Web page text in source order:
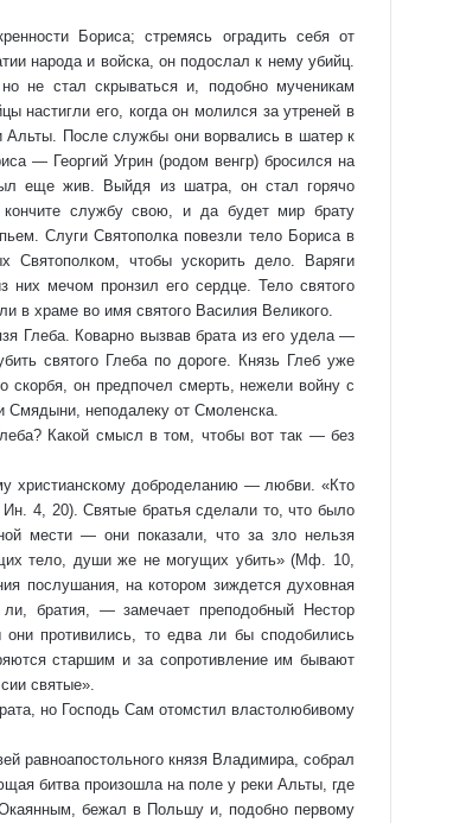
Бориса; стремясь оградить себя от
народа и войска, он подослал к нему убийц.
не стал скрываться и, подобно мученикам
настигли его, когда он молился за утреней в
Альты. После службы они ворвались в шатер к
— Георгий Угрин (родом венгр) бросился на
еще жив. Выйдя из шатра, он стал горячо
службу свою, и да будет мир брату
Слуги Святополка повезли тело Бориса в
Святополком, чтобы ускорить дело. Варяги
мечом пронзил его сердце. Тело святого
в храме во имя святого Василия Великого.
Глеба. Коварно вызвав брата из его удела —
святого Глеба по дороге. Князь Глеб уже
скорбя, он предпочел смерть, нежели войну с
Смядыни, неподалеку от Смоленска.
Какой смысл в том, чтобы вот так — без
христианскому доброделанию — любви. «Кто
4, 20). Святые братья сделали то, что было
мести — они показали, что за зло нельзя
тело, души же не могущих убить» (Мф. 10,
послушания, на котором зиждется духовная
братия, — замечает преподобный Нестор
противились, то едва ли бы сподобились
старшим и за сопротивление им бывают
святые».
но Господь Сам отомстил властолюбивому
равноапостольного князя Владимира, собрал
битва произошла на поле у реки Альты, где
бежал в Польшу и, подобно первому